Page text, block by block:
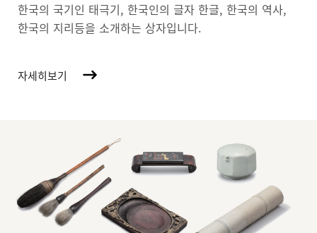
한국의 국기인 태극기, 한국인의 글자 한글, 한국의 역사,
한국의 지리등을 소개하는 상자입니다.
자세히보기